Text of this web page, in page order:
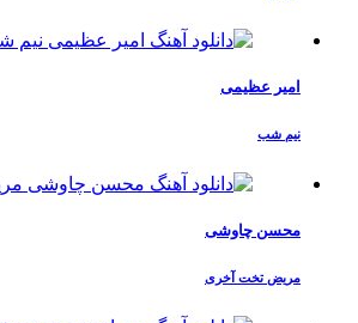
امیر عظیمی
نیم شب
محسن چاوشی
مریض تخت آخری